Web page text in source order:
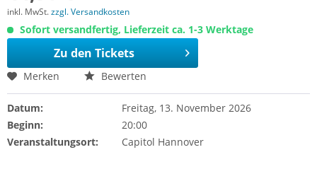
inkl. MwSt.zzgl. Versandkosten
Sofort versandfertig, Lieferzeit ca. 1-3 Werktage
Zu den Tickets
Merken Bewerten
Datum:
Freitag, 13. November 2026
Beginn:
20:00
Veranstaltungsort:
Capitol Hannover